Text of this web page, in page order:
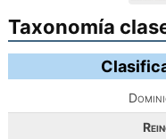
Taxonomía